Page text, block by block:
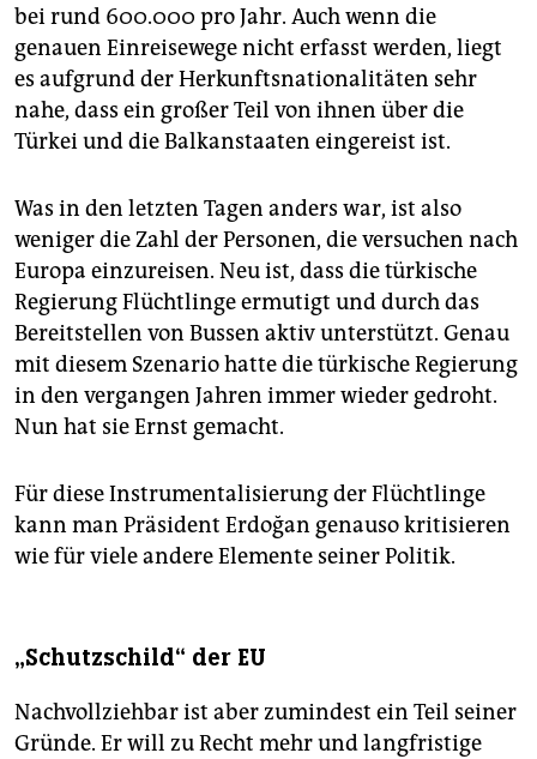
bei rund 600.000 pro Jahr. Auch wenn die
genauen Einreisewege nicht erfasst werden, liegt
es aufgrund der Herkunftsnationalitäten sehr
nahe, dass ein großer Teil von ihnen über die
Türkei und die Balkanstaaten eingereist ist.
Was in den letzten Tagen anders war, ist also
weniger die Zahl der Personen, die versuchen nach
Europa einzureisen. Neu ist, dass die türkische
Regierung Flüchtlinge ermutigt und durch das
Bereitstellen von Bussen aktiv unterstützt. Genau
mit diesem Szenario hatte die türkische Regierung
in den vergangen Jahren immer wieder gedroht.
Nun hat sie Ernst gemacht.
Für diese Instrumentalisierung der Flüchtlinge
kann man Präsident Erdoğan genauso kritisieren
wie für viele andere Elemente seiner Politik.
„Schutzschild“ der EU
Nachvollziehbar ist aber zumindest ein Teil seiner
Gründe. Er will zu Recht mehr und langfristige